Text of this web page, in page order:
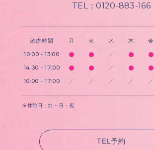
TEL：0120-883-166
診療時間 月 火 水 木 金
10:00 - 13:00 ／
14:30 - 17:00 ／
10:00 - 17:00 ／ ／ ／ ／ ／
※休診日 : 水・日・祝
TEL予約